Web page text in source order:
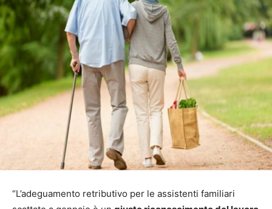
“L’adeguamento retributivo per le assistenti familiari